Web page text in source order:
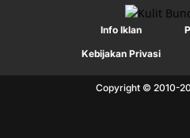
Info Iklan
Kebijakan Privasi
Copyright © 2010-